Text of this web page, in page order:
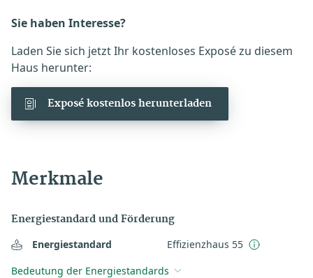
Sie haben Interesse?
Laden Sie sich jetzt Ihr kostenloses Exposé zu diesem
Haus herunter:
Exposé kostenlos herunterladen
Merkmale
Energiestandard und Förderung
Energiestandard
Effizienzhaus 55
Bedeutung der Energiestandards